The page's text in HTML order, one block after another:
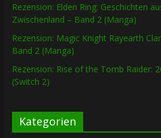
Rezension: Elden Ring: Geschichten
Zwischenland – Band 2 (Manga)
Rezension: Magic Knight Rayearth
Band 2 (Manga)
Rezension: Rise of the Tomb Raider:
(Switch 2)
Kategorien